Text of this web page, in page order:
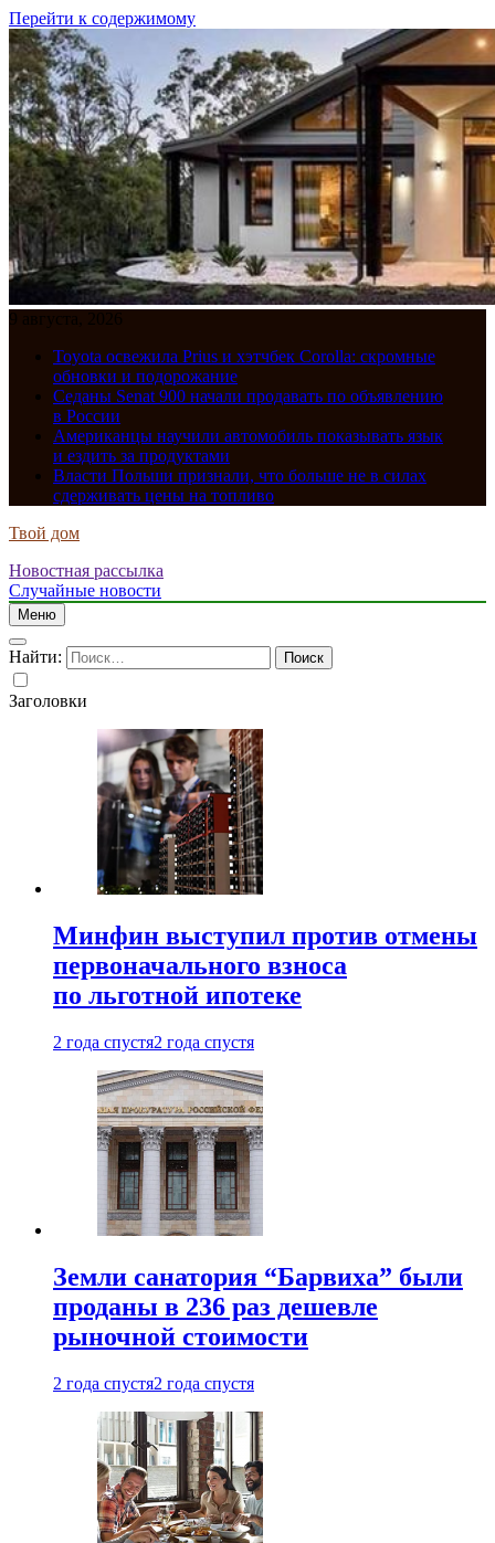
Перейти к содержимому
9 августа, 2026
Toyota освежила Prius и хэтчбек Corolla: скромные
обновки и подорожание
Седаны Senat 900 начали продавать по объявлению
в России
Американцы научили автомобиль показывать язык
и ездить за продуктами
Власти Польши признали, что больше не в силах
сдерживать цены на топливо
Твой дом
Новостная рассылка
Случайные новости
Меню
Найти:
Заголовки
Минфин выступил против отмены
первоначального взноса
по льготной ипотеке
2 года спустя2 года спустя
Земли санатория “Барвиха” были
проданы в 236 раз дешевле
рыночной стоимости
2 года спустя2 года спустя